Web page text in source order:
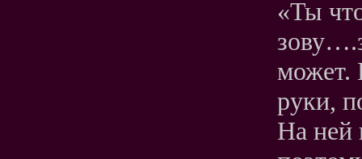
«Ты
может.
руки,
На ней